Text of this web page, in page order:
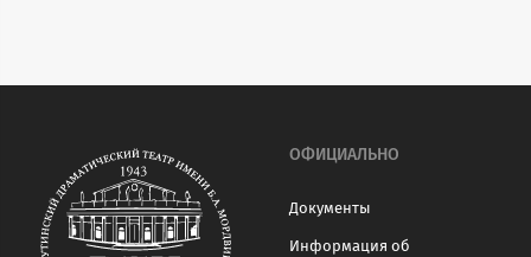
ОФИЦИАЛЬНО
Документы
Информация об